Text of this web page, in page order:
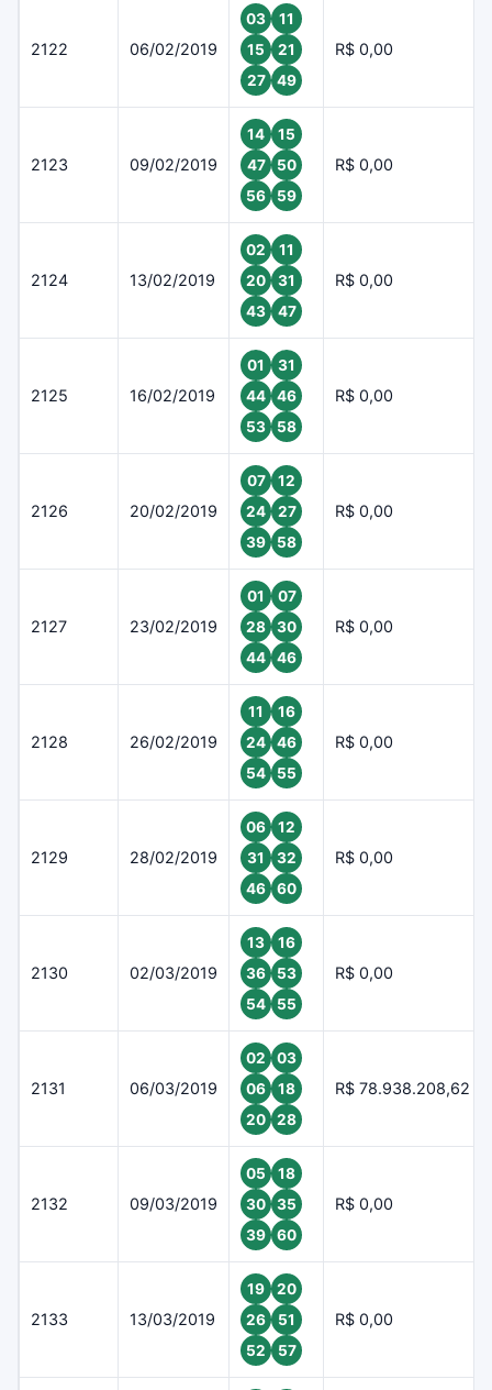
2122 06/02/2019
03
11
15
21
27
49
R$ 0,00
2123 09/02/2019
14
15
47
50
56
59
R$ 0,00
2124 13/02/2019
02
11
20
31
43
47
R$ 0,00
2125 16/02/2019
01
31
44
46
53
58
R$ 0,00
2126 20/02/2019
07
12
24
27
39
58
R$ 0,00
2127 23/02/2019
01
07
28
30
44
46
R$ 0,00
2128 26/02/2019
11
16
24
46
54
55
R$ 0,00
2129 28/02/2019
06
12
31
32
46
60
R$ 0,00
2130 02/03/2019
13
16
36
53
54
55
R$ 0,00
2131 06/03/2019
02
03
06
18
20
28
R$ 78.938.208,62
2132 09/03/2019
05
18
30
35
39
60
R$ 0,00
2133 13/03/2019
19
20
26
51
52
57
R$ 0,00